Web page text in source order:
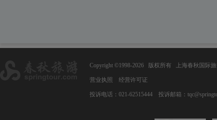
Copyright ©1998-2026 版权所有 上海春秋国际
营业执照 经营许可证
投诉电话：021-62515444 投诉邮箱：